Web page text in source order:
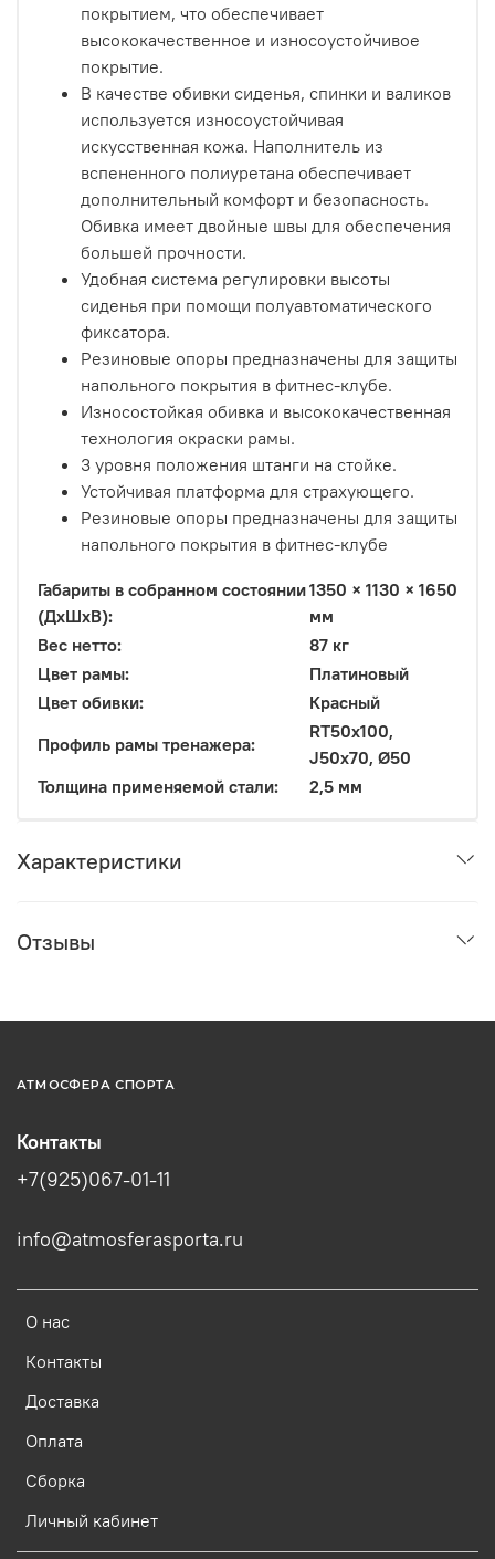
покрытием, что обеспечивает
высококачественное и износоустойчивое
покрытие.
В качестве обивки сиденья, спинки и валиков
используется износоустойчивая
искусственная кожа. Наполнитель из
вспененного полиуретана обеспечивает
дополнительный комфорт и безопасность.
Обивка имеет двойные швы для обеспечения
большей прочности.
Удобная система регулировки высоты
сиденья при помощи полуавтоматического
фиксатора.
Резиновые опоры предназначены для защиты
напольного покрытия в фитнес-клубе.
Износостойкая обивка и высококачественная
технология окраски рамы.
3 уровня положения штанги на стойке.
Устойчивая платформа для страхующего.
Резиновые опоры предназначены для защиты
напольного покрытия в фитнес-клубе
Габариты в собранном состоянии
(ДxШxВ):
1350 × 1130 × 1650
мм
Вес нетто:
87 кг
Цвет рамы:
Платиновый
Цвет обивки:
Красный
Профиль рамы тренажера:
RT50x100,
J50x70, Ø50
Толщина применяемой стали:
2,5 мм
Характеристики
Отзывы
АТМОСФЕРА СПОРТА
О нас
Контакты
Доставка
Оплата
Сборка
Личный кабинет
Контакты
+7(925)067-01-11
info@atmosferasporta.ru